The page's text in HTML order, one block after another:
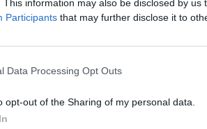
This information may also be disclosed by us
Participants that may further disclose it to
Data Processing Opt Outs
opt-out of the Sharing of my personal data.
во Албанија откако
хероин, за кој се